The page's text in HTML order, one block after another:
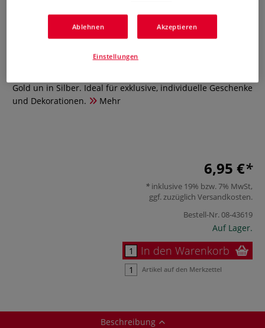
Marabu BRILLIANT painter-Set
1 Bewertung
Gold un in Silber. Ideal für exklusive, individuelle Geschenke
und Dekorationen.
Mehr
6,95 €
inklusive 19% bzw. 7% MwSt,
ggf. zuzüglich Versandkosten.
Bestell-Nr.08-43619
Auf Lager.
In den Warenkorb
Artikel auf den Merkzettel
Beschreibung
Ablehnen Akzeptieren
Einstellungen